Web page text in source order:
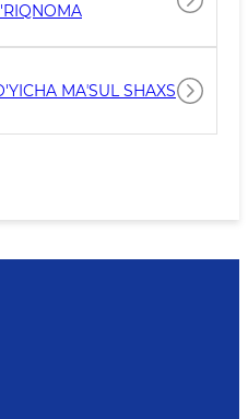
MAʼSUL SHAXS